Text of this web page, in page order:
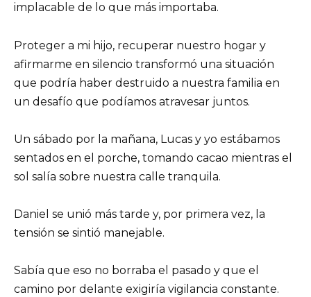
implacable de lo que más importaba.
Proteger a mi hijo, recuperar nuestro hogar y
afirmarme en silencio transformó una situación
que podría haber destruido a nuestra familia en
un desafío que podíamos atravesar juntos.
Un sábado por la mañana, Lucas y yo estábamos
sentados en el porche, tomando cacao mientras el
sol salía sobre nuestra calle tranquila.
Daniel se unió más tarde y, por primera vez, la
tensión se sintió manejable.
Sabía que eso no borraba el pasado y que el
camino por delante exigiría vigilancia constante.